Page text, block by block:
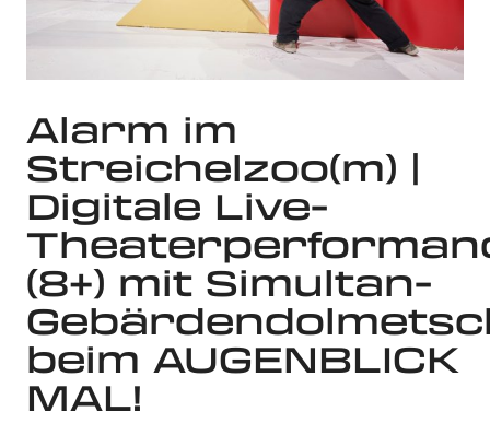
Alarm im
Streichelzoo(m) |
Digitale Live-
(8+) mit Simultan-
beim AUGENBLICK
MAL!